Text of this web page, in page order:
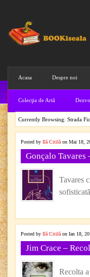
Acasa Despre noi
Colecţia de Artă
Currently Browsing: Strada
Posted by Ilă Citilă on Mai 18,
Gonçalo
Tavares
Posted by Ilă Citilă on Ian 18,
Jim Crace –
Recolta